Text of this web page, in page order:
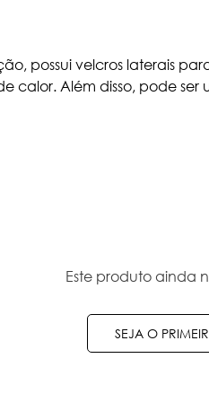
possui velcros laterais
Além disso, pode
Este produto ainda
SEJA O